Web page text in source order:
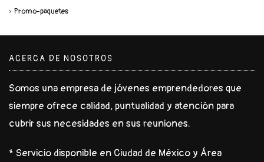
Promo-paquetes
ACERCA DE NOSOTROS
Somos una empresa de jóvenes emprendedores que
siempre ofrece calidad, puntualidad y atención para
cubrir sus necesidades en sus reuniones.
* Servicio disponible en Ciudad de México y Área